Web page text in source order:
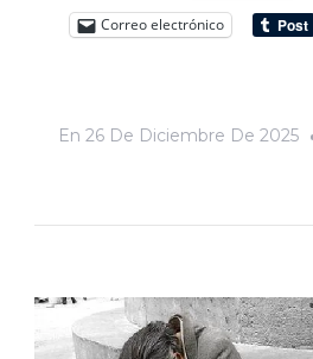
Correo electrónico
En 26 De Diciembre De 2025